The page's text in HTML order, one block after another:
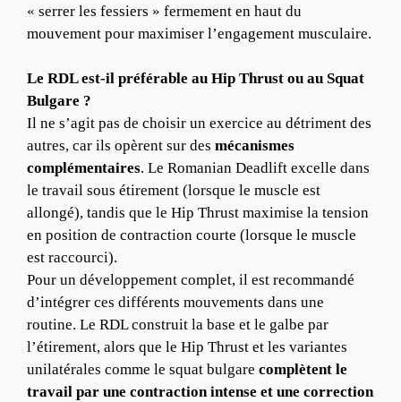
« serrer les fessiers » fermement en haut du
mouvement pour maximiser l’engagement musculaire.
Le RDL est-il préférable au Hip Thrust ou au Squat
Bulgare ?
Il ne s’agit pas de choisir un exercice au détriment des
autres, car ils opèrent sur des mécanismes
complémentaires. Le Romanian Deadlift excelle dans
le travail sous étirement (lorsque le muscle est
allongé), tandis que le Hip Thrust maximise la tension
en position de contraction courte (lorsque le muscle
est raccourci).
Pour un développement complet, il est recommandé
d’intégrer ces différents mouvements dans une
routine. Le RDL construit la base et le galbe par
l’étirement, alors que le Hip Thrust et les variantes
unilatérales comme le squat bulgare complètent le
travail par une contraction intense et une correction